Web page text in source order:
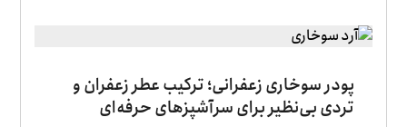
پودر سوخاری زعفرانی؛ ترکیب عطر زعفران و
تردی بی‌نظیر برای سرآشپزهای حرفه‌ای